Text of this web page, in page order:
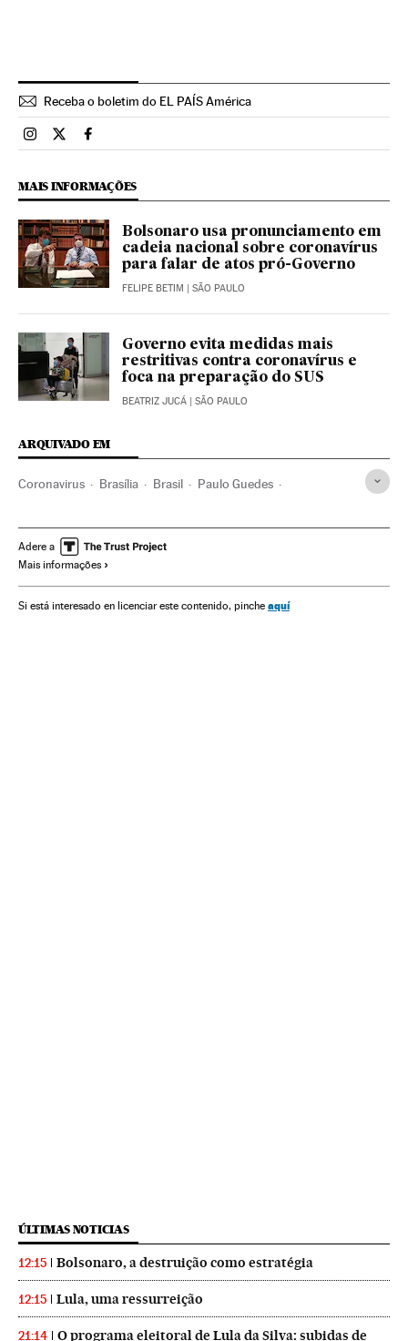
Receba o boletim do EL PAÍS América
Brasil El País Brasil en Instagram
Brasil El País Brasil en Twitter
Brasil El País Brasil en Facebook
MAIS INFORMAÇÕES
Bolsonaro usa pronunciamento em
cadeia nacional sobre coronavírus
para falar de atos pró-Governo
FELIPE BETIM | SÃO PAULO
Governo evita medidas mais
restritivas contra coronavírus e
foca na preparação do SUS
BEATRIZ JUCÁ | SÃO PAULO
ARQUIVADO EM
Coronavirus Brasília Brasil Paulo Guedes
Congresso Nacional Coronavirus de Wuhan
Câmara Deputados
Adere a
Mais informações
Si está interesado en licenciar este contenido, pinche aquí
ÚLTIMAS NOTICIAS
12:15 Bolsonaro, a destruição como estratégia
12:15 Lula, uma ressurreição
21:14
O programa eleitoral de Lula da Silva: subidas de